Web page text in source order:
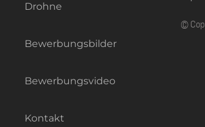
Drohne
Bewerbungsbilder
Bewerbungsvideo
Kontakt
©